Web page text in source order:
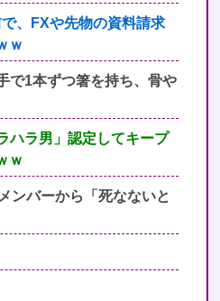
、FXや先物の資料請求
ｗ
で1本ずつ箸を持ち、骨や
ハラ男」認定してキープ
ｗ
ンバーから「死なないと